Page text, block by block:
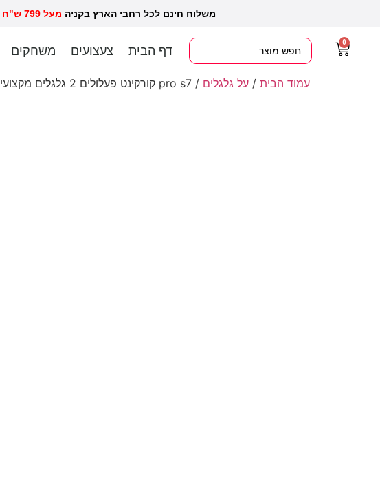
משלוח חינם לכל רחבי הארץ בקניה מעל 799 ש"ח
0
דף הבית צעצועים משחקים
עמוד הבית / על גלגלים / pro s7 קורקינט פעלולים 2 גלגלים מקצועי ליאו פרו LEO PRO